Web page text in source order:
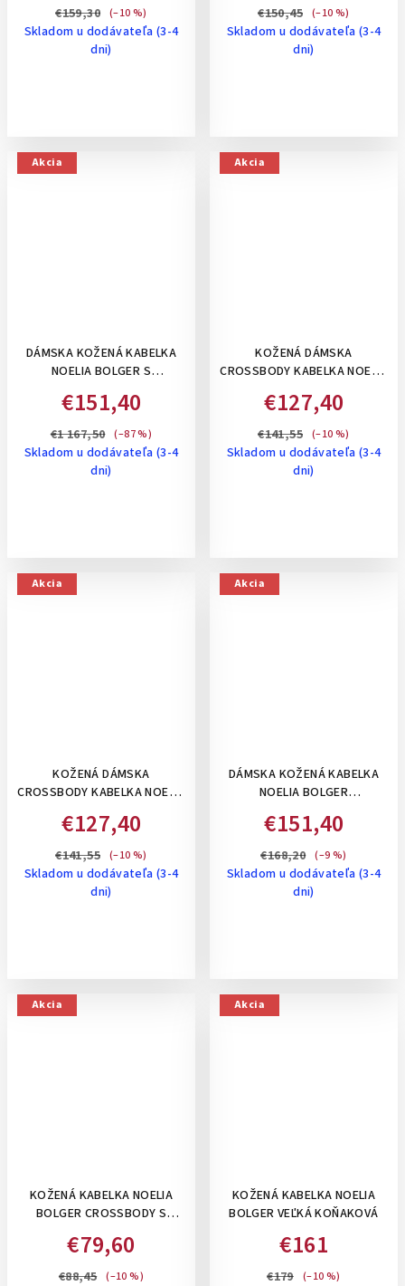
€159,30 (–10 %)
Skladom u dodávateľa (3-4
dni)
KOŇAKOVÁ
€150,45 (–10 %)
Skladom u dodávateľa (3-4
dni)
Akcia
DÁMSKA KOŽENÁ KABELKA
NOELIA BOLGER S
VEĽKÁ, ČIERNA
€151,40
€1 167,50 (–87 %)
Skladom u dodávateľa (3-4
dni)
Akcia
KOŽENÁ DÁMSKA
CROSSBODY KABELKA NOELIA
STREDNE VEĽKÁ- ČIERNA
€127,40
€141,55 (–10 %)
Skladom u dodávateľa (3-4
dni)
Akcia
KOŽENÁ DÁMSKA
CROSSBODY KABELKA NOELIA
STREDNE VEĽKÁ- KOŇAKOVÁ
€127,40
€141,55 (–10 %)
Skladom u dodávateľa (3-4
dni)
Akcia
DÁMSKA KOŽENÁ KABELKA
NOELIA BOLGER
STREDNÁ - KOŇAKOVÁ
€151,40
€168,20 (–9 %)
Skladom u dodávateľa (3-4
dni)
Akcia
KOŽENÁ KABELKA NOELIA
BOLGER CROSSBODY S
KOŇAKOVÁ
€79,60
€88,45 (–10 %)
Akcia
KOŽENÁ KABELKA NOELIA
BOLGER VEĽKÁ KOŇAKOVÁ
€161
€179 (–10 %)